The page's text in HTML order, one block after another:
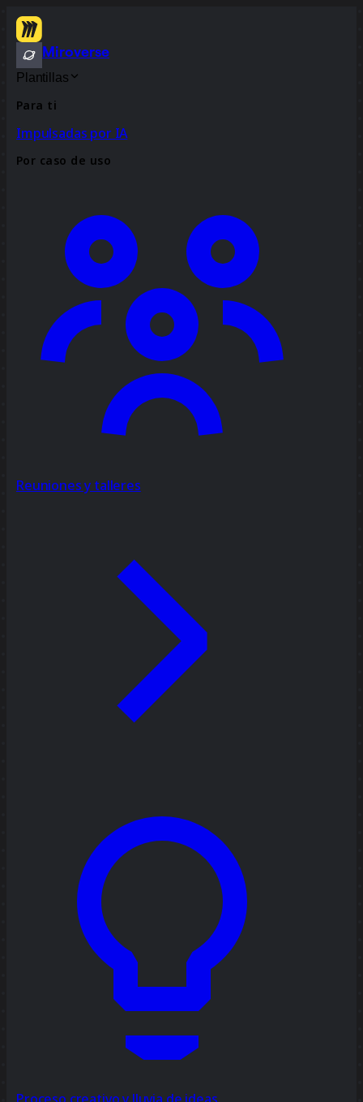
Miroverse
Plantillas
Para ti
Impulsadas por IA
Por caso de uso
Reuniones y talleres